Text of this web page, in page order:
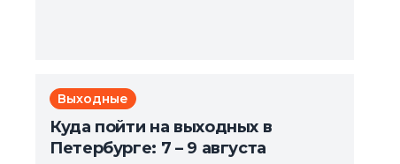
Выходные
Куда пойти на выходных в
Петербурге: 7 – 9 августа